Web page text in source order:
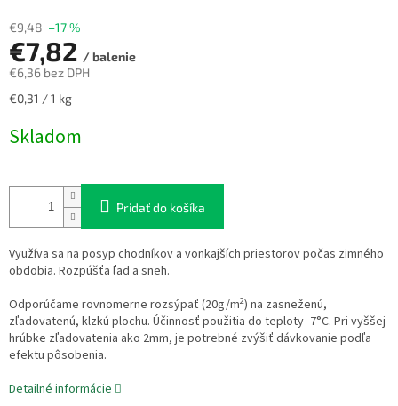
€9,48 –17 %
€7,82 / balenie
€6,36 bez DPH
Jednotková
€0,31 / 1 kg
Skladom
Pridať do košíka
Využíva sa na posyp chodníkov a vonkajších priestorov počas zimného
obdobia. Rozpúšťa ľad a sneh.
Odporúčame rovnomerne rozsýpať (20g/m2) na zasneženú,
zľadovatenú, klzkú plochu. Účinnosť použitia do teploty -7°C. Pri vyššej
hrúbke zľadovatenia ako 2mm, je potrebné zvýšiť dávkovanie podľa
efektu pôsobenia.
Detailné informácie